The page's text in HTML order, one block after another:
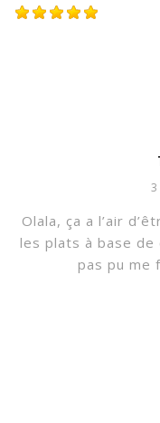
Olala, ça a l’air
les plats à base de
pas pu me